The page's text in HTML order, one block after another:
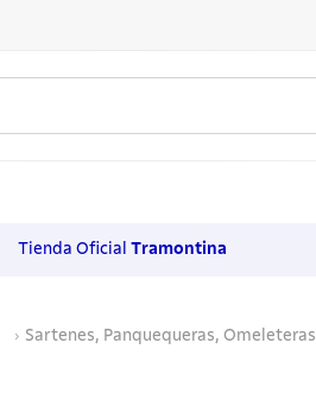
Tienda Oficial Tramontina
Sartenes, Panquequeras, Omeleteras